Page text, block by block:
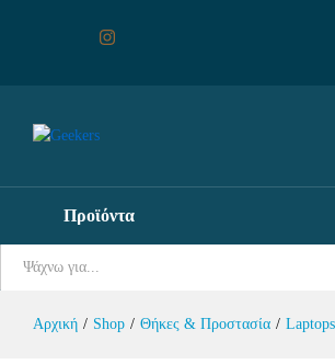
Προϊόντα
Όλα
Αρχική / Shop / Θήκες & Προστασία / Laptops